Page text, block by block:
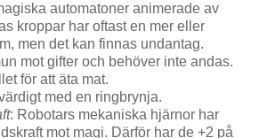
automatoner animerade av
kroppar har oftast en mer eller
men det kan finnas undantag.
mot gifter och behöver inte andas.
för att äta mat.
med en ringbrynja.
: Robotars mekaniska hjärnor har
mot magi. Därför har de +2 på